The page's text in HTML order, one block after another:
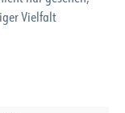
Vielfalt